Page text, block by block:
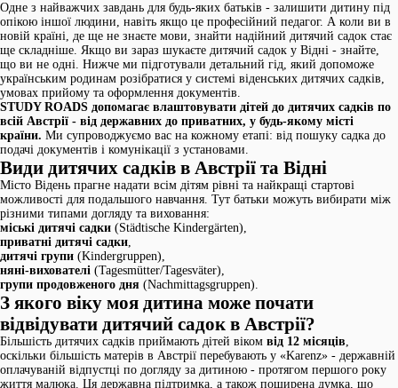
Одне з найважчих завдань для будь-яких батьків - залишити дитину під
опікою іншої людини, навіть якщо це професійний педагог. А коли ви в
новій країні, де ще не знаєте мови, знайти надійний дитячий садок стає
ще складніше. Якщо ви зараз шукаєте дитячий садок у Відні - знайте,
що ви не одні. Нижче ми підготували детальний гід, який допоможе
українським родинам розібратися у системі віденських дитячих садків,
умовах прийому та оформлення документів.
STUDY ROADS допомагає влаштовувати дітей до дитячих садків по
всій Австрії - від державних до приватних, у будь-якому місті
країни. Ми супроводжуємо вас на кожному етапі: від пошуку садка до
подачі документів і комунікації з установами.
Види дитячих садків в Австрії та Відні
Місто Відень прагне надати всім дітям рівні та найкращі стартові
можливості для подальшого навчання. Тут батьки можуть вибирати між
різними типами догляду та виховання:
міські дитячі садки (Städtische Kindergärten),
приватні дитячі садки,
дитячі групи (Kindergruppen),
няні-вихователі (Tagesmütter/Tagesväter),
групи продовженого дня (Nachmittagsgruppen).
З якого віку моя дитина може почати
відвідувати дитячий садок в Австрії?
Більшість дитячих садків приймають дітей віком від 12 місяців,
оскільки більшість матерів в Австрії перебувають у «Karenz» - державній
оплачуваній відпустці по догляду за дитиною - протягом першого року
життя малюка. Ця державна підтримка, а також поширена думка, що